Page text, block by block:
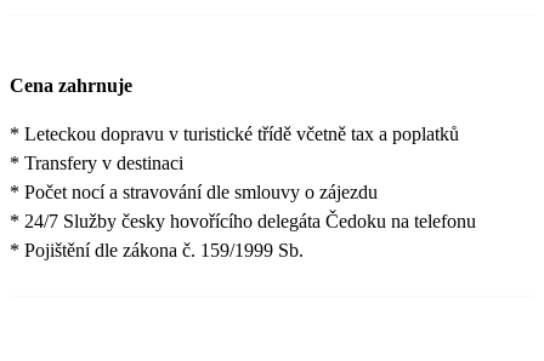
Cena zahrnuje
* Leteckou dopravu v turistické třídě včetně tax a poplatků
* Transfery v destinaci
* Počet nocí a stravování dle smlouvy o zájezdu
* 24/7 Služby česky hovořícího delegáta Čedoku na telefonu
* Pojištění dle zákona č. 159/1999 Sb.